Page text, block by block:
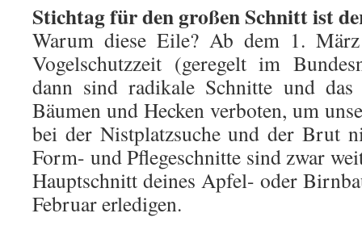
Stichtag für den großen Schnitt ist
Warum diese Eile? Ab dem 1.
Vogelschutzzeit (geregelt im
dann sind radikale Schnitte und
Bäumen und Hecken verboten, um
bei der Nistplatzsuche und der Brut
Form- und Pflegeschnitte sind zwar
Hauptschnitt deines Apfel- oder
Februar erledigen.